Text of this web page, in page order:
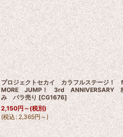
絞り込む
プロジェクトセカイ カラフルステージ
MORE JUMP！ 3rd ANNIVERSARY
み バラ売り [CG1676]
2,150円～(税別)
(税込: 2,365円～)